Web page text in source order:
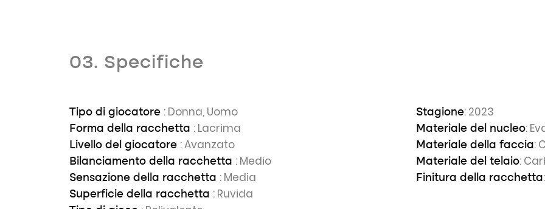
03. Specifiche
Tipo di giocatore : Donna, Uomo
Forma della racchetta : Lacrima
Livello del giocatore : Avanzato
Bilanciamento della racchetta : Medio
Sensazione della racchetta : Media
Superficie della racchetta : Ruvida
Stagione: 2023
Materiale del nucleo:
Materiale della faccia:
Materiale del telaio:
Finitura della racchetta